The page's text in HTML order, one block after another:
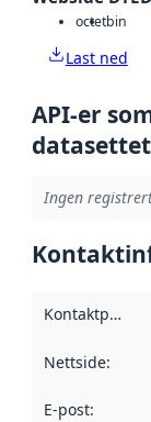
octetbin
Last ned
API-er
datasettet
Ingen
Kontaktpunkt
Nettside:
E-post: